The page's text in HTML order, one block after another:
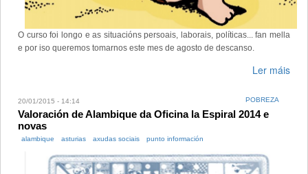
O curso foi longo e as situacións persoais, laborais, políticas... fan mella
e por iso queremos tomarnos este mes de agosto de descanso.
Ler máis
20/01/2015 - 14:14 POBREZA
Valoración de Alambique da Oficina la Espiral 2014 e
novas
alambique asturias axudas sociais punto información